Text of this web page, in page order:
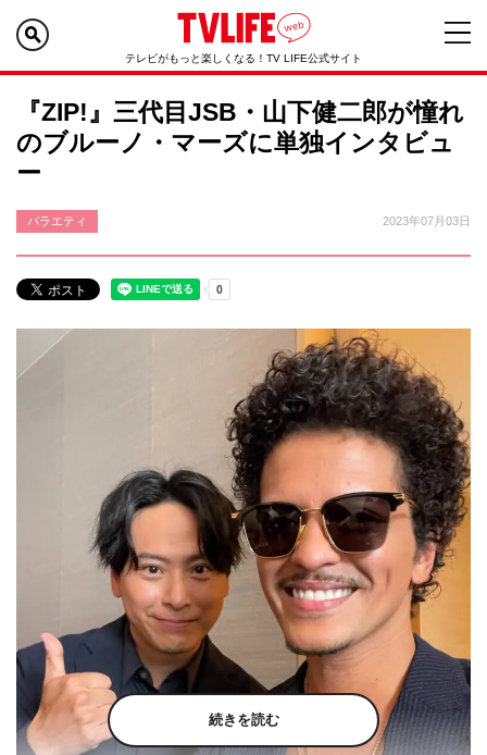
テレビがもっと楽しくなる！TV LIFE公式サイト
『ZIP!』三代目JSB・山下健二郎が憧れ
のブルーノ・マーズに単独インタビュ
ー
バラエティ 2023年07月03日
続きを読む